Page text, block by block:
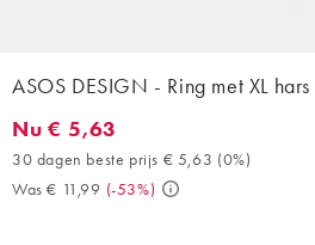
ASOS DESIGN - Ring met XL
Nu € 5,63. 30 dagen beste prijs €
Nu € 5,63
30 dagen beste prijs € 5,63 (0%)
Was € 11,99 (-53%)